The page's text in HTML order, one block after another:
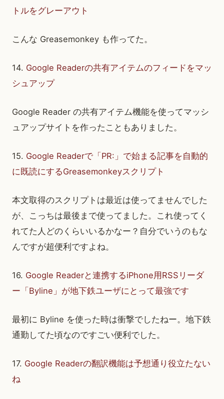
トルをグレーアウト
こんな Greasemonkey も作ってた。
14. Google Readerの共有アイテムのフィードをマッ
シュアップ
Google Reader の共有アイテム機能を使ってマッシ
ュアップサイトを作ったこともありました。
15. Google Readerで「PR:」で始まる記事を自動的
に既読にするGreasemonkeyスクリプト
本文取得のスクリプトは最近は使ってませんでした
が、こっちは最後まで使ってました。これ使ってく
れてた人どのくらいいるかなー？自分でいうのもな
んですが超便利ですよね。
16. Google Readerと連携するiPhone用RSSリーダ
ー「Byline」が地下鉄ユーザにとって最強です
最初に Byline を使った時は衝撃でしたねー。地下鉄
通勤してた頃なのですごい便利でした。
17. Google Readerの翻訳機能は予想通り役立たない
ね